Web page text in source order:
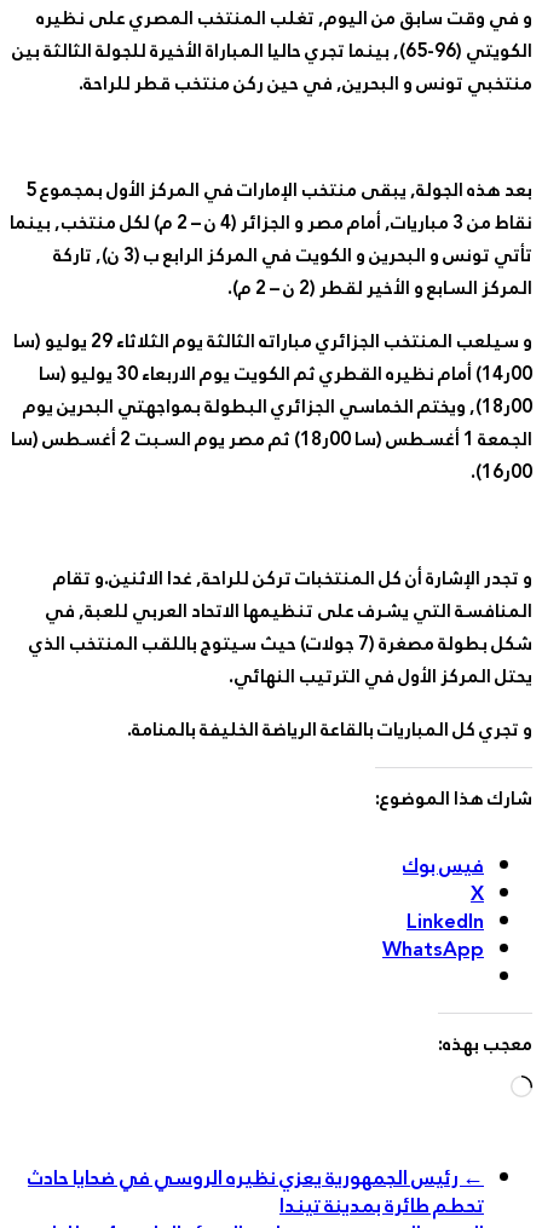
وقت سابق من اليوم, تغلب المنتخب المصري على نظيره
الكويتي (96-65), بينما تجري حاليا المباراة الأخيرة للجولة الثالثة بين
تونس و البحرين, في حين ركن منتخب قطر للراحة.
بعد هذه الجولة, يبقى منتخب الإمارات في المركز الأول بمجموع 5
نقاط من 3 مباريات, أمام مصر و الجزائر (4 ن – 2 م) لكل منتخب, بينما
تأتي تونس و البحرين و الكويت في المركز الرابع ب (3 ن), تاركة
السابع و الأخير لقطر (2 ن – 2 م).
و سيلعب المنتخب الجزائري مباراته الثالثة يوم الثلاثاء 29 يوليو (سا
00ر14) أمام نظيره القطري ثم الكويت يوم الاربعاء 30 يوليو (سا
00ر18), ويختم الخماسي الجزائري البطولة بمواجهتي البحرين يوم
الجمعة 1 أغسطس (سا 00ر18) ثم مصر يوم السبت 2 أغسطس (سا
الإشارة أن كل المنتخبات تركن للراحة, غدا الاثنين.و تقام
التي يشرف على تنظيمها الاتحاد العربي للعبة, في
شكل بطولة مصغرة (7 جولات) حيث سيتوج باللقب المنتخب الذي
المركز الأول في الترتيب النهائي.
كل المباريات بالقاعة الرياضة الخليفة بالمنامة.
هذا الموضوع:
فيس بوك
X
LinkedIn
WhatsApp
بهذه:
Loading…
← رئيس الجمهورية يعزي نظيره الروسي في ضحايا حادث
تحطم طائرة بمدينة تيندا